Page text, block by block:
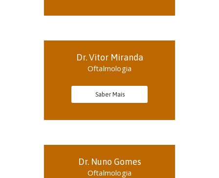
Dr. Vitor Miranda
Oftalmologia
Saber Mais
Dr. Nuno Gomes
Oftalmologia